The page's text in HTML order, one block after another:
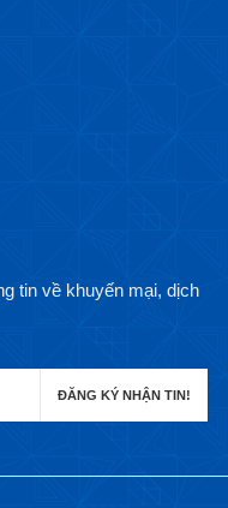
tin về khuyến mại, dịch